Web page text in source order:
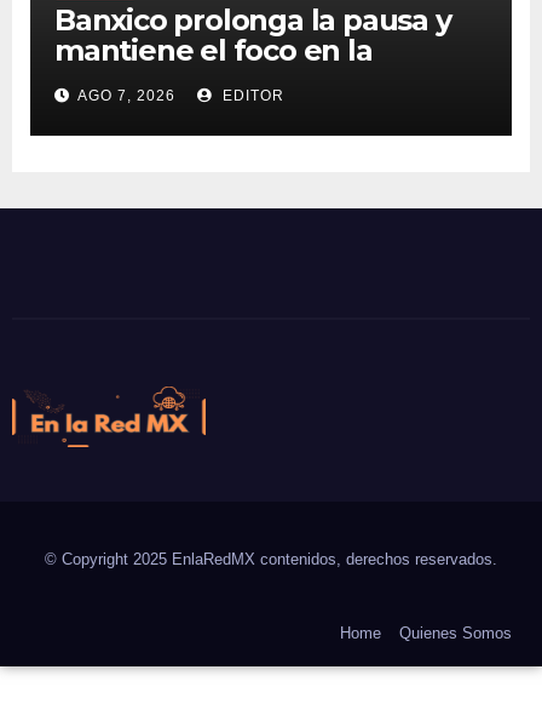
Banxico prolonga la pausa y
mantiene el foco en la
inflación
AGO 7, 2026 EDITOR
© Copyright 2025 EnlaRedMX contenidos, derechos reservados.
Home Quienes Somos